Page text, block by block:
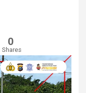
0
Shares